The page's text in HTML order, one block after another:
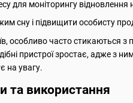
для моніторингу відновлення
сну і підвищити особисту
особливо часто стикаються
пристрої зростає, адже з
на увагу.
та використання